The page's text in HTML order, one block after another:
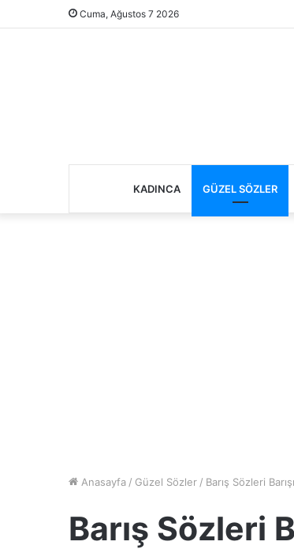
Cuma, Ağustos 7 2026
KADINCA GÜZEL SÖZLER
Anasayfa / Güzel Sözler / Barış Sözleri
Barış Sözleri